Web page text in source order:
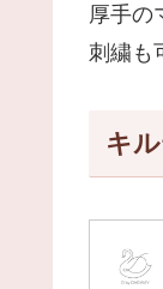
厚手の
刺繍も
キ